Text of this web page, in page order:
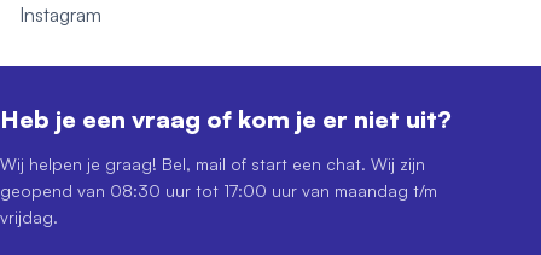
Instagram
Heb je een vraag of kom je er niet uit?
Wij helpen je graag! Bel, mail of start een chat. Wij zijn
geopend van 08:30 uur tot 17:00 uur van maandag t/m
vrijdag.